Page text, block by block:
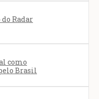
do Radar
como
Brasil